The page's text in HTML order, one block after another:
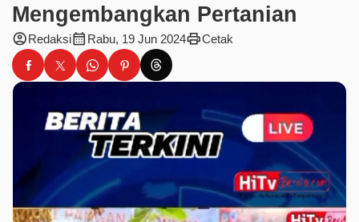
Mengembangkan Pertanian
account_circleRedaksicalendar_month Rabu, 19 Jun 2024printCetak